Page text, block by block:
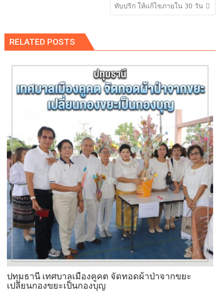
ทับปริก ให้แก้ไขภายใน 30 วัน
RELATED POSTS
ปทุมธานี เทศบาลเมืองคูคต จัดทอดผ้าป่าจากขยะ
เปลี่ยนกองขยะเป็นกองบุญ